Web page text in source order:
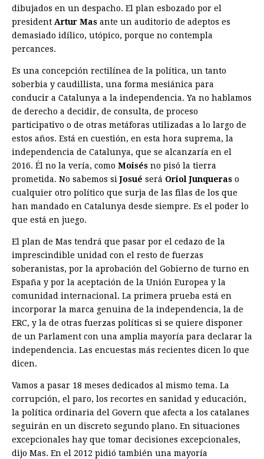
dibujados en un despacho. El plan esbozado por el
president Artur Mas ante un auditorio de adeptos es
demasiado idílico, utópico, porque no contempla
percances.
Es una concepción rectilínea de la política, un tanto
soberbia y caudillista, una forma mesiánica para
conducir a Catalunya a la independencia. Ya no hablamos
de derecho a decidir, de consulta, de proceso
participativo o de otras metáforas utilizadas a lo largo de
estos años. Está en cuestión, en esta hora suprema, la
independencia de Catalunya, que se alcanzaría en el
2016. Él no la vería, como Moisés no pisó la tierra
prometida. No sabemos siJosué será Oriol Junqueras o
cualquier otro político que surja de las filas de los que
han mandado en Catalunya desde siempre. Es el poder lo
que está en juego.
El plan de Mas tendrá que pasar por el cedazo de la
imprescindible unidad con el resto de fuerzas
soberanistas, por la aprobación del Gobierno de turno en
España y por la aceptación de la Unión Europea y la
comunidad internacional. La primera prueba está en
incorporar la marca genuina de la independencia, la de
ERC, y la de otras fuerzas políticas si se quiere disponer
de un Parlament con una amplia mayoría para declarar la
independencia. Las encuestas más recientes dicen lo que
dicen.
Vamos a pasar 18 meses dedicados al mismo tema. La
corrupción, el paro, los recortes en sanidad y educación,
la política ordinaria del Govern que afecta a los catalanes
seguirán en un discreto segundo plano. En situaciones
excepcionales hay que tomar decisiones excepcionales,
dijo Mas. En el 2012 pidió también una mayoría